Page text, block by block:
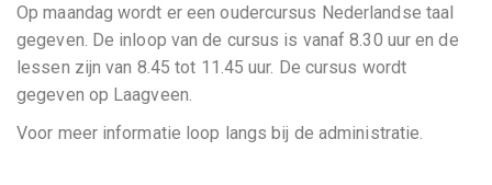
Op maandag wordt er een oudercursus Nederlandse taal
gegeven. De inloop van de cursus is vanaf 8.30 uur en de
lessen zijn van 8.45 tot 11.45 uur. De cursus wordt
gegeven op Laagveen.
Voor meer informatie loop langs bij de administratie.